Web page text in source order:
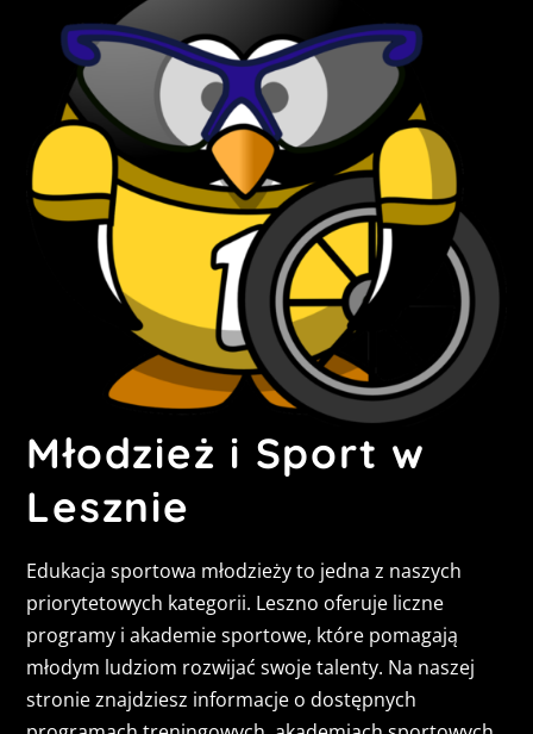
Młodzież i Sport w
Lesznie
Edukacja sportowa młodzieży to jedna z naszych
priorytetowych kategorii. Leszno oferuje liczne
programy i akademie sportowe, które pomagają
młodym ludziom rozwijać swoje talenty. Na naszej
stronie znajdziesz informacje o dostępnych